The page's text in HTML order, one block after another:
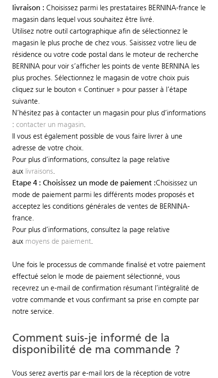
livraison : Choisissez parmi les prestataires BERNINA-france le
magasin dans lequel vous souhaitez être livré.
Utilisez notre outil cartographique afin de sélectionnez le
magasin le plus proche de chez vous. Saisissez votre lieu de
résidence ou votre code postal dans le moteur de recherche
BERNINA pour voir s’afficher les points de vente BERNINA les
plus proches. Sélectionnez le magasin de votre choix puis
cliquez sur le bouton « Continuer » pour passer à l’étape
suivante.
N’hésitez pas à contacter un magasin pour plus d’informations
: contacter un magasin
Il vous est également possible de vous faire livrer à une
adresse de votre choix.
Pour plus d’informations, consultez la page relative
aux livraisons
Etape 4 : Choisissez un mode de paiement :Choisissez un
mode de paiement parmi les différents modes proposés et
acceptez les conditions générales de ventes de BERNINA-
france.
Pour plus d’informations, consultez la page relative
aux moyens de paiement
Une fois le processus de commande finalisé et votre paiement
effectué selon le mode de paiement sélectionné, vous
recevrez un e-mail de confirmation résumant l’intégralité de
votre commande et vous confirmant sa prise en compte par
notre service.
Comment suis-je informé de la
disponibilité de ma commande ?
Vous serez avertis par e-mail lors de la réception de votre